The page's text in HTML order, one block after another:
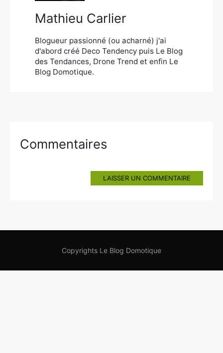
Mathieu Carlier
Blogueur passionné (ou acharné) j'ai
d'abord créé Deco Tendency puis Le Blog
des Tendances, Drone Trend et enfin Le
Blog Domotique.
Commentaires
LAISSER UN COMMENTAIRE
Copyrights Le Blog Domotique